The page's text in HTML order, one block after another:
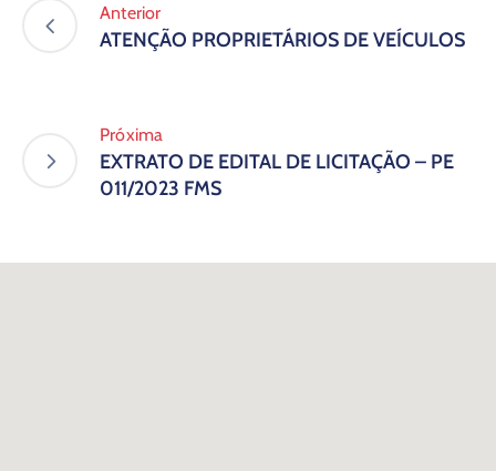
Anterior
ATENÇÃO PROPRIETÁRIOS DE VEÍCULOS
Próxima
EXTRATO DE EDITAL DE LICITAÇÃO – PE
011/2023 FMS